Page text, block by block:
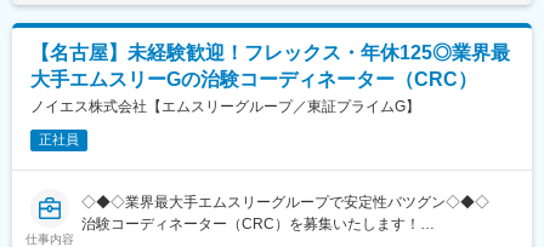
・治験ごとの受託戦略立案・提案シナリオ設計
・調査表結果の分析・傾向把握・次アクションの策定
・提案・見積・プレゼンテーションおよび交渉
・暫定受託予算の設計、進捗モニタリング、改善アクション立案
・受託に向けた社内関係部署（営業支援、SMA、CRC 統括、PL
など）との連携
・案件進捗・収益性・リスクのモニタリングおよび報告
・クライアントの開発戦略・治験計画動向の把握と中長期提案
・インサイドセールススペシャリストと連携した営業プロセス高
度化・データ活用推進
【名古屋】未経験歓迎！フレックス・年休125◎業界最
大手エムスリーGの治験コーディネーター（CRC）
ノイエス株式会社【エムスリーグループ／東証プライムG】
正社員
仕事内容
◇◆◇業界最大手エムスリーグループで安定性バツグン◇◆◇
治験コーディネーター（CRC）を募集いたします！